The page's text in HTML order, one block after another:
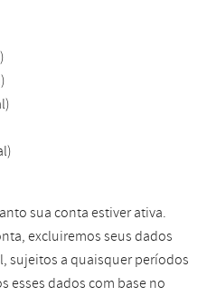
sua conta estiver ativa.
excluiremos seus dados
sujeitos a quaisquer períodos
esses dados com base no